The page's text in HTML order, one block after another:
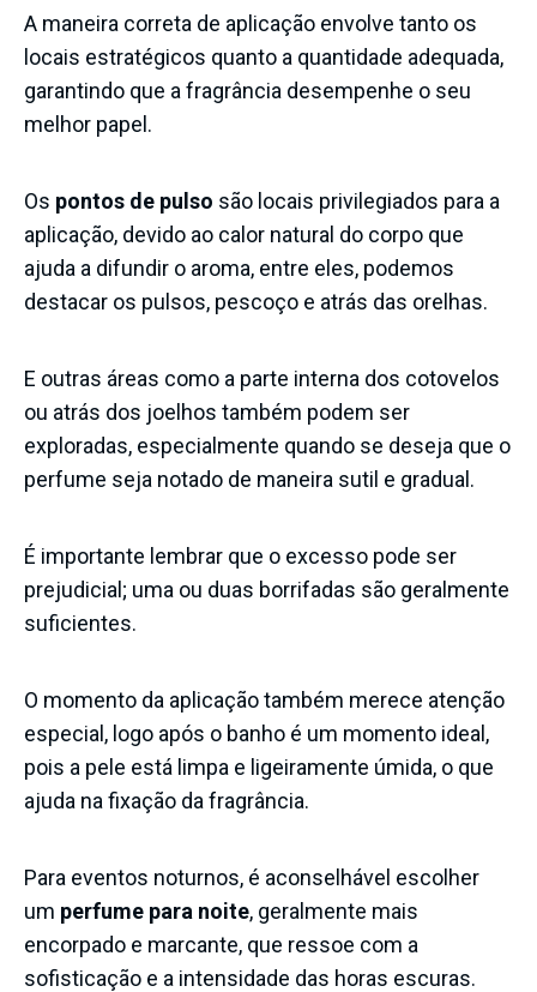
A maneira correta de aplicação envolve tanto os
locais estratégicos quanto a quantidade adequada,
garantindo que a fragrância desempenhe o seu
melhor papel.
Os pontos de pulso são locais privilegiados para a
aplicação, devido ao calor natural do corpo que
ajuda a difundir o aroma, entre eles, podemos
destacar os pulsos, pescoço e atrás das orelhas.
E outras áreas como a parte interna dos cotovelos
ou atrás dos joelhos também podem ser
exploradas, especialmente quando se deseja que o
perfume seja notado de maneira sutil e gradual.
É importante lembrar que o excesso pode ser
prejudicial; uma ou duas borrifadas são geralmente
suficientes.
O momento da aplicação também merece atenção
especial, logo após o banho é um momento ideal,
pois a pele está limpa e ligeiramente úmida, o que
ajuda na fixação da fragrância.
Para eventos noturnos, é aconselhável escolher
um perfume para noite, geralmente mais
encorpado e marcante, que ressoe com a
sofisticação e a intensidade das horas escuras.